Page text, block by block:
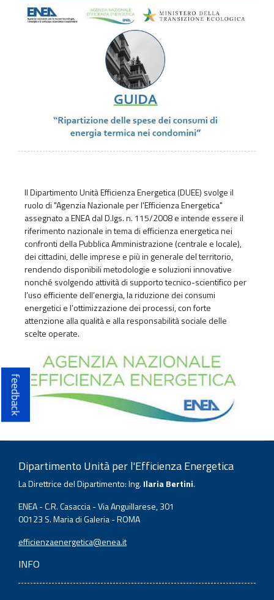
Il Dipartimento Unità Efficienza Energetica (DUEE) svolge il
ruolo di "Agenzia Nazionale per l'Efficienza Energetica"
assegnato a ENEA dal D.lgs. n. 115/2008 e intende essere il
riferimento nazionale in tema di efficienza energetica nei
confronti della Pubblica Amministrazione (centrale e locale),
dei cittadini, delle imprese e più in generale del territorio,
rendendo disponibili metodologie e soluzioni innovative
nonché svolgendo attività di supporto tecnico-scientifico per
l’uso efficiente dell’energia, la riduzione dei consumi
energetici e l’ottimizzazione dei processi, con forte
attenzione alla qualità e alla responsabilità sociale delle
scelte operate.
Dipartimento Unità per l'Efficienza Energetica
La Direttrice del Dipartimento: Ing. Ilaria Bertini.
ENEA - C.R. Casaccia - Via Anguillarese, 301
00123 S. Maria di Galeria - ROMA
efficienzaenergetica@enea.it
INFO
feedback